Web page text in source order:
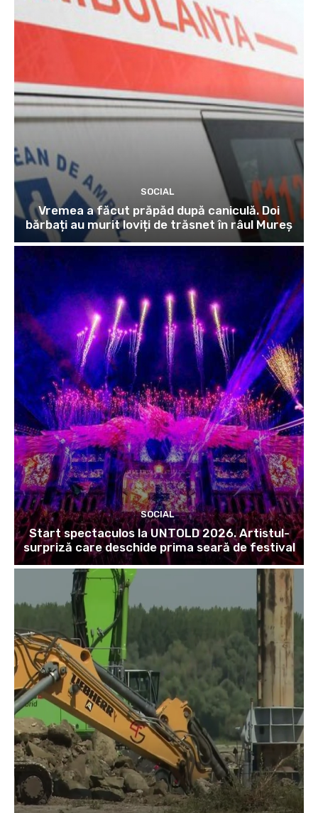
SOCIAL
Vremea a făcut prăpăd după caniculă. Doi
bărbați au murit loviți de trăsnet în râul Mureș
SOCIAL
Start spectaculos la UNTOLD 2026. Artistul-
surpriză care deschide prima seară de festival